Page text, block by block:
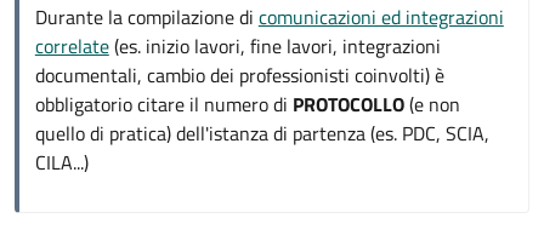
Durante la compilazione di comunicazioni ed integrazioni
correlate(es. inizio lavori, fine lavori, integrazioni
documentali, cambio dei professionisti coinvolti) è
obbligatorio citare il numero di PROTOCOLLO(e non
quello di pratica) dell'istanza di partenza (es. PDC, SCIA,
CILA...)